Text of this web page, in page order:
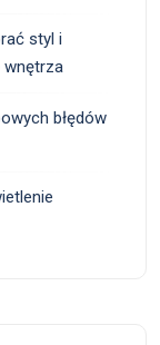
styl i
błędów